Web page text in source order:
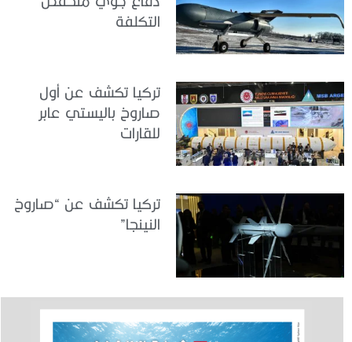
التكلفة
تركيا تكشف عن أول
صاروخ باليستي عابر
للقارات
تركيا تكشف عن “صاروخ
النينجا”